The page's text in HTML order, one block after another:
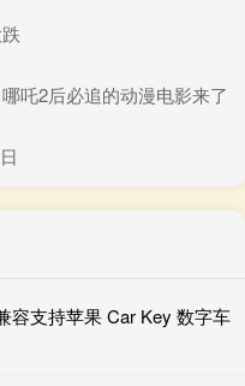
吒2后必追的动漫电影来了
容支持苹果 Car Key 数字车